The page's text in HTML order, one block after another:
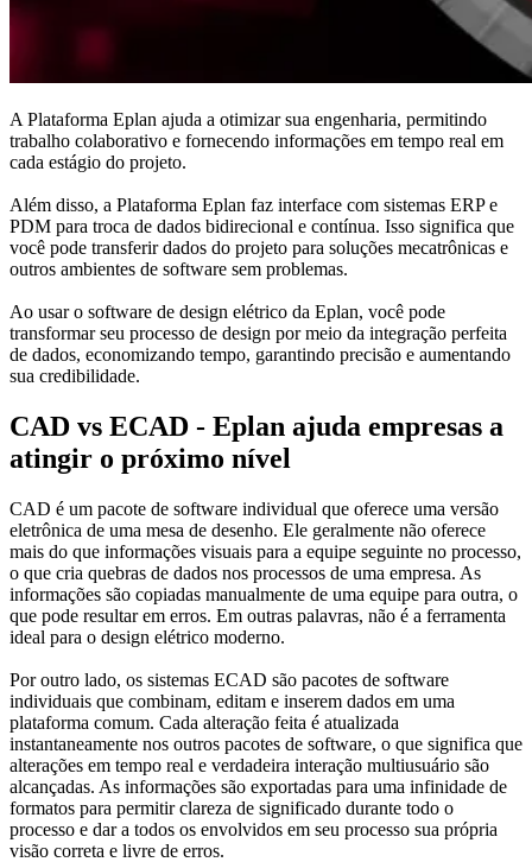
A Plataforma Eplan ajuda a otimizar sua engenharia, permitindo
trabalho colaborativo e fornecendo informações em tempo real em
cada estágio do projeto.
Além disso, a Plataforma Eplan faz interface com sistemas ERP e
PDM para troca de dados bidirecional e contínua. Isso significa que
você pode transferir dados do projeto para soluções mecatrônicas e
outros ambientes de software sem problemas.
Ao usar o software de design elétrico da Eplan, você pode
transformar seu processo de design por meio da integração perfeita
de dados, economizando tempo, garantindo precisão e aumentando
sua credibilidade.
CAD vs ECAD - Eplan ajuda empresas a
atingir o próximo nível
CAD é um pacote de software individual que oferece uma versão
eletrônica de uma mesa de desenho. Ele geralmente não oferece
mais do que informações visuais para a equipe seguinte no processo,
o que cria quebras de dados nos processos de uma empresa. As
informações são copiadas manualmente de uma equipe para outra, o
que pode resultar em erros. Em outras palavras, não é a ferramenta
ideal para o design elétrico moderno.
Por outro lado, os sistemas ECAD são pacotes de software
individuais que combinam, editam e inserem dados em uma
plataforma comum. Cada alteração feita é atualizada
instantaneamente nos outros pacotes de software, o que significa que
alterações em tempo real e verdadeira interação multiusuário são
alcançadas. As informações são exportadas para uma infinidade de
formatos para permitir clareza de significado durante todo o
processo e dar a todos os envolvidos em seu processo sua própria
visão correta e livre de erros.